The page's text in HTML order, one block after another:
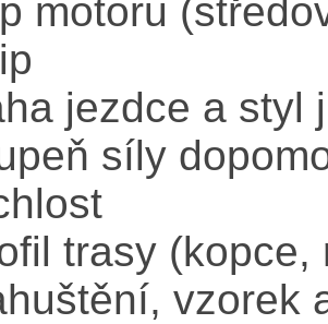
motoru
jezdce a styl
síly
trasy
vzorek